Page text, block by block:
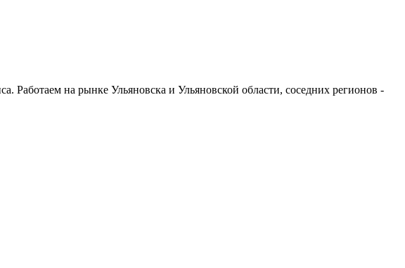
на рынке Ульяновска и Ульяновской области, соседних регионов -